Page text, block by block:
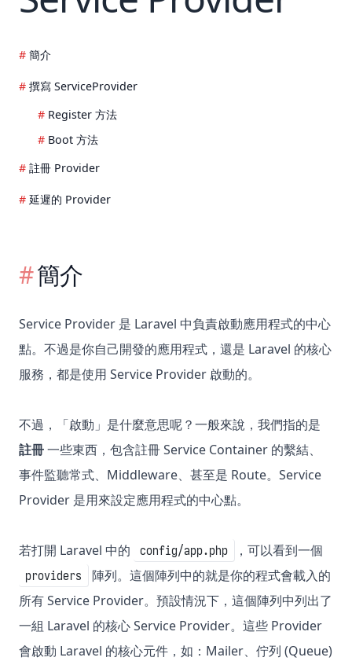
簡介
撰寫 ServiceProvider
Register 方法
Boot 方法
註冊 Provider
延遲的 Provider
簡介
Service Provider 是 Laravel 中負責啟動應用程式的中心
點。不過是你自己開發的應用程式，還是 Laravel 的核心
服務，都是使用 Service Provider 啟動的。
不過，「啟動」是什麼意思呢？一般來說，我們指的是
註冊一些東西，包含註冊 Service Container 的繫結、
事件監聽常式、Middleware、甚至是 Route。Service
Provider 是用來設定應用程式的中心點。
若打開 Laravel 中的 config/app.php ，可以看到一個
providers
陣列。這個陣列中的就是你的程式會載入的
所有 Service Provider。預設情況下，這個陣列中列出了
一組 Laravel 的核心 Service Provider。這些 Provider
會啟動 Laravel 的核心元件，如：Mailer、佇列 (Queue)